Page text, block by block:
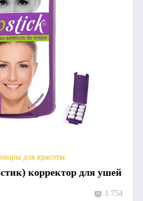
для красоты
корректор для ушей
1 754